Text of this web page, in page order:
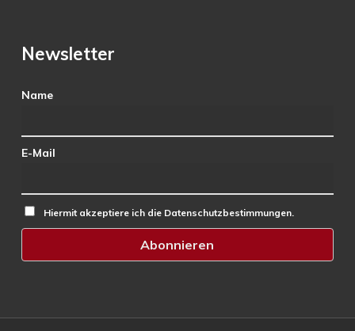
Newsletter
Name
E-Mail
Hiermit akzeptiere ich die Datenschutzbestimmungen.